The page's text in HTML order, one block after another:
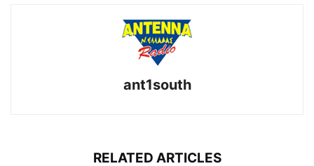
ant1south
RELATED ARTICLES